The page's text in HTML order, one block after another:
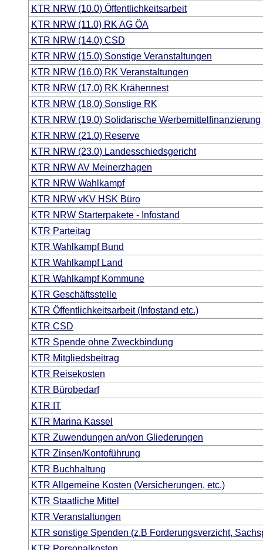
KTR NRW (10.0) Öffentlichkeitsarbeit
KTR NRW (11.0) RK AG ÖA
KTR NRW (14.0) CSD
KTR NRW (15.0) Sonstige Veranstaltungen
KTR NRW (16.0) RK Veranstaltungen
KTR NRW (17.0) RK Krähennest
KTR NRW (18.0) Sonstige RK
KTR NRW (19.0) Solidarische Werbemittelfinanzierung
KTR NRW (21.0) Reserve
KTR NRW (23.0) Landesschiedsgericht
KTR NRW AV Meinerzhagen
KTR NRW Wahlkampf
KTR NRW vKV HSK Büro
KTR NRW Starterpakete - Infostand
KTR Parteitag
KTR Wahlkampf Bund
KTR Wahlkampf Land
KTR Wahlkampf Kommune
KTR Geschäftsstelle
KTR Öffentlichkeitsarbeit (Infostand etc.)
KTR CSD
KTR Spende ohne Zweckbindung
KTR Mitgliedsbeitrag
KTR Reisekosten
KTR Bürobedarf
KTR IT
KTR Marina Kassel
KTR Zuwendungen an/von Gliederungen
KTR Zinsen/Kontoführung
KTR Buchhaltung
KTR Allgemeine Kosten (Versicherungen, etc.)
KTR Staatliche Mittel
KTR Veranstaltungen
KTR sonstige Spenden (z.B Forderungsverzicht,